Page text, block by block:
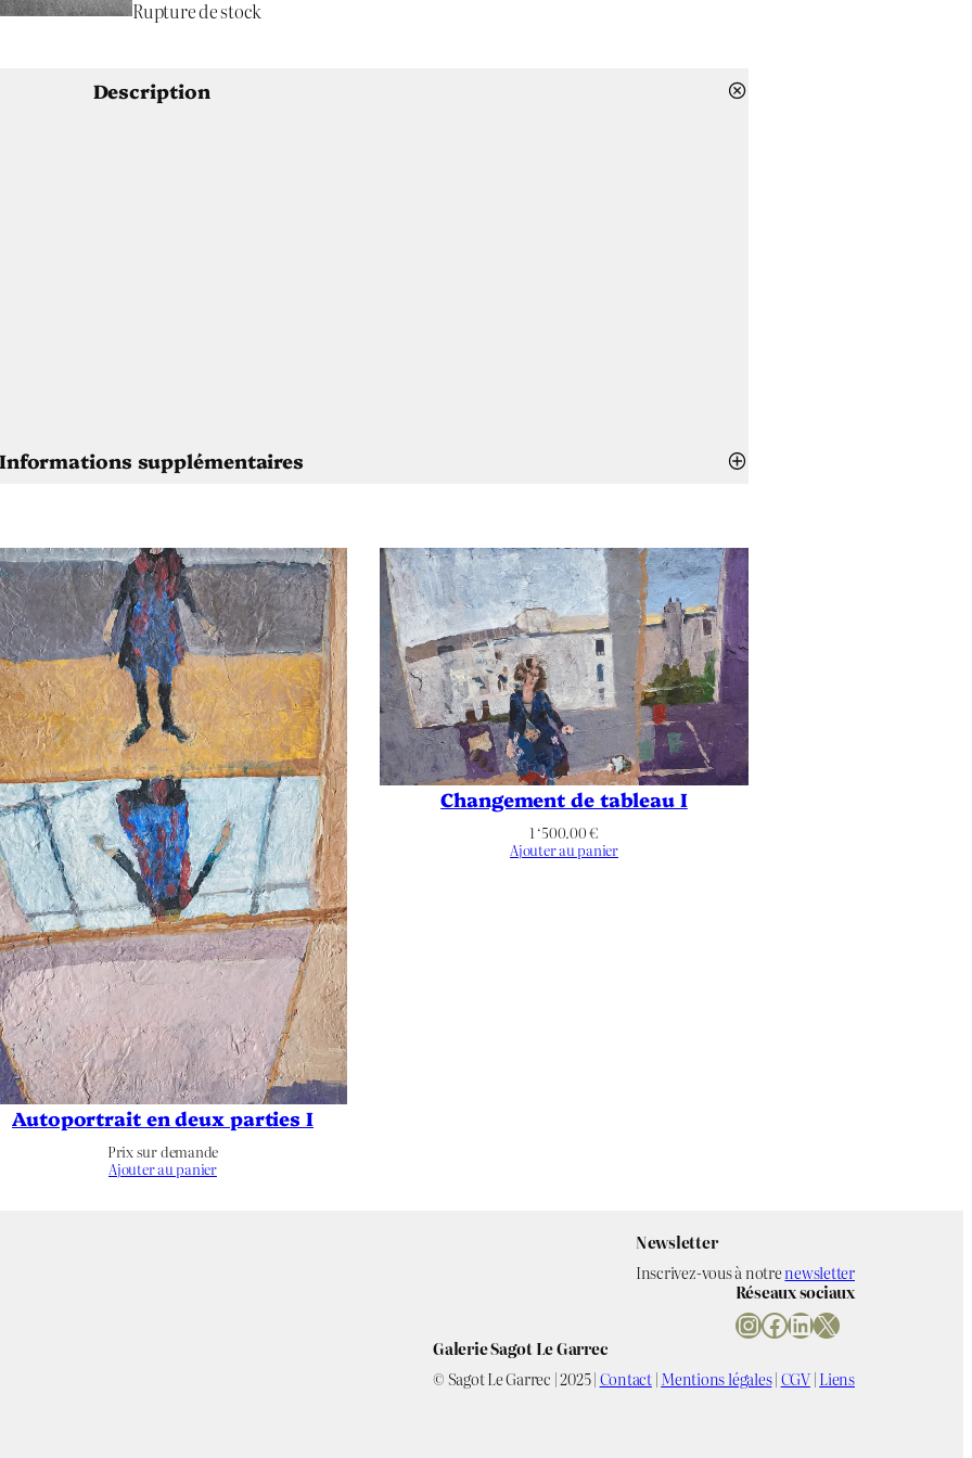
Rupture de stock
Description
Informations supplémentaires
Sans titre
2014
Sérigraphie
Soie
140
265
–
–
Paysage
–
Autoportrait en deux parties I
Prix sur demande
Ajouter au panier
Changement de tableau I
1 ‘500.00€
Ajouter au panier
Newsletter
Inscrivez-vous à notrenewsletter
Réseaux sociaux
InstagramFacebook LinkedIn X
Galerie Sagot Le Garrec
© Sagot Le Garrec | 2025 |Contact|Mentions légales|CGV|Liens